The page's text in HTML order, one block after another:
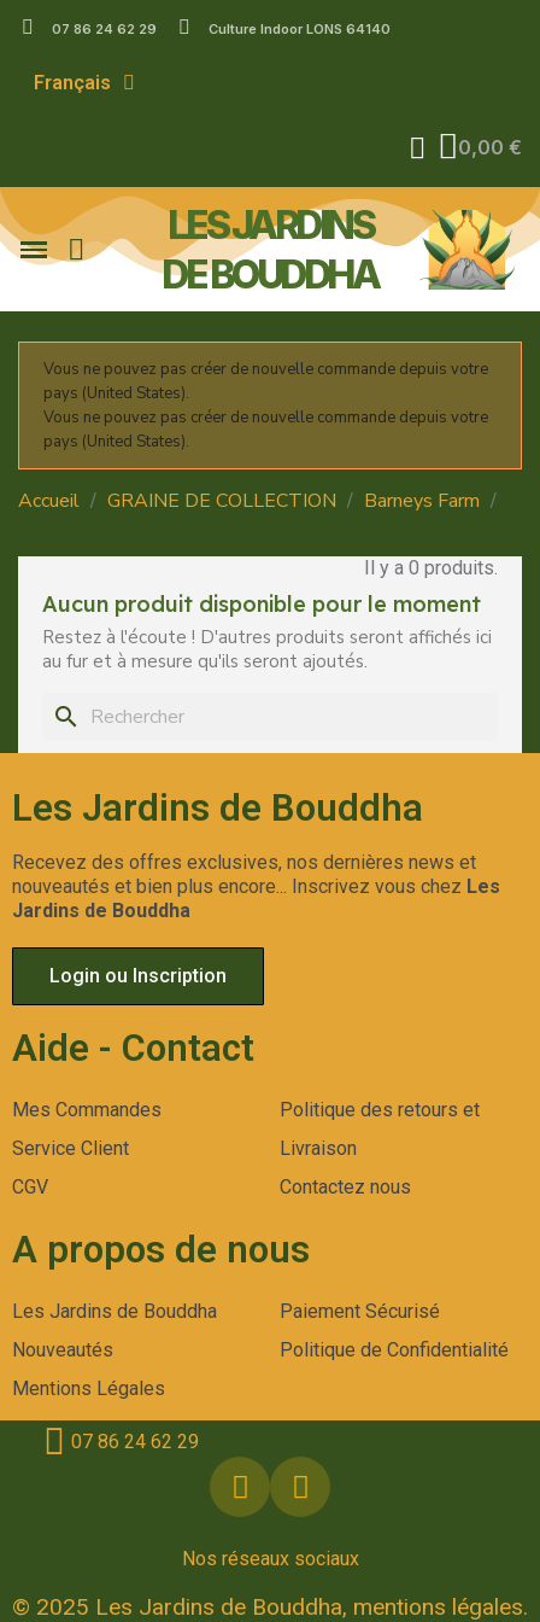
07 86 24 62 29 Culture Indoor LONS 64140
Français
0,00 €
LES JARDINS
DE BOUDDHA
Vous ne pouvez pas créer de nouvelle commande depuis votre
pays (United States).
Vous ne pouvez pas créer de nouvelle commande depuis votre
pays (United States).
Accueil GRAINE DE COLLECTION
Barneys Farm
Il y a 0 produits.
Aucun produit disponible pour le moment
Restez à l'écoute ! D'autres produits seront affichés ici
au fur et à mesure qu'ils seront ajoutés.
search
Les Jardins de Bouddha
Recevez des offres exclusives, nos dernières news et
nouveautés et bien plus encore... Inscrivez vous chez Les
Jardins de Bouddha
Login ou Inscription
Aide - Contact
Mes Commandes
Service Client
CGV
Politique des retours et
Livraison
Contactez nous
A propos de nous
Les Jardins de Bouddha
Nouveautés
Mentions Légales
Paiement Sécurisé
Politique de Confidentialité
Nos réseaux sociaux
07 86 24 62 29
© 2025 Les Jardins de Bouddha, mentions légales.